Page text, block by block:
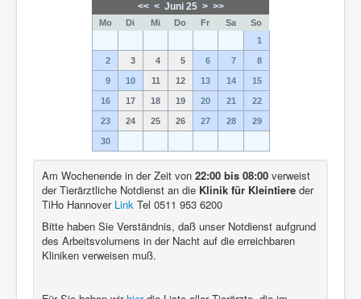
<< < Juni 25 > >>
Mo Di Mi Do Fr Sa
So
1
2 3 4 5 6 7 8
9 10 11 12 13 14 15
16 17 18 19 20 21 22
23 24 25 26 27 28 29
30
Am Wochenende in der Zeit von 22:00 bis 08:00 verweist
der Tierärztliche Notdienst an die Klinik für Kleintiere der
TiHo Hannover Link Tel 0511 953 6200
Bitte haben Sie Verständnis, daß unser Notdienst aufgrund
des Arbeitsvolumens in der Nacht auf die erreichbaren
Kliniken verweisen muß.